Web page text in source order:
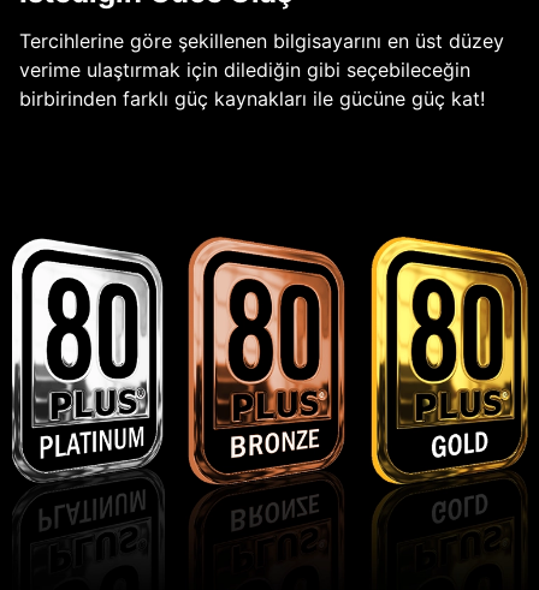
Tercihlerine göre şekillenen bilgisayarını en üst düzey
verime ulaştırmak için dilediğin gibi seçebileceğin
birbirinden farklı güç kaynakları ile gücüne güç kat!